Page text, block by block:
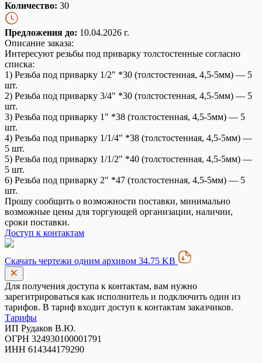
Количество: 30
Предложения до: 10.04.2026 г.
Описание заказа:
Интересуют резьбы под приварку толстостенные согласно
списка:
1) Резьба под приварку 1/2" *30 (толстостенная, 4,5-5мм) — 5
шт.
2) Резьба под приварку 3/4" *30 (толстостенная, 4,5-5мм) — 5
шт.
3) Резьба под приварку 1" *38 (толстостенная, 4,5-5мм) — 5
шт.
4) Резьба под приварку 1/1/4" *38 (толстостенная, 4,5-5мм) —
5 шт.
5) Резьба под приварку 1/1/2" *40 (толстостенная, 4,5-5мм) —
5 шт.
6) Резьба под приварку 2" *47 (толстостенная, 4,5-5мм) — 5
шт.
Прошу сообщить о возможности поставки, минимально
возможные цены для торгующей организации, наличии,
сроки поставки.
Доступ к контактам
Скачать чертежи одним архивом 34.75 KB
Для получения доступа к контактам, вам нужно
зарегитрироваться как исполнитель и подключить один из
тарифов. В тариф входит доступ к контактам заказчиков.
Тарифы
ИП Рудаков В.Ю.
ОГРН 324930100001791
ИНН 614344179290